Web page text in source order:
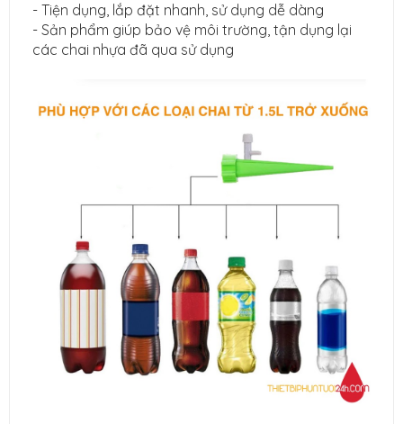
- Tiện dụng, lắp đặt nhanh, sử dụng dễ dàng
- Sản phẩm giúp bảo vệ môi trường, tận dụng lại
các chai nhựa đã qua sử dụng